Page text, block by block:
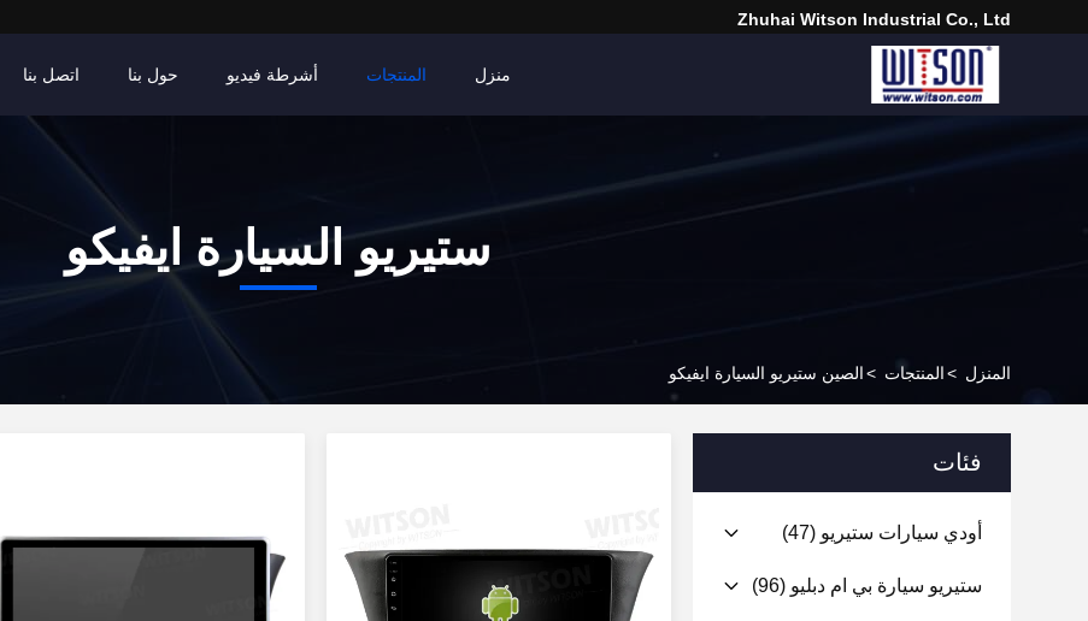
Zhuhai Witson Industrial Co., Ltd
منزل المنتجات أشرطة فيديو حول بنا اتصل بنا
ستيريو السيارة ايفيكو
المنزل >المنتجات >الصين ستيريو السيارة ايفيكو
فئات
أودي سيارات ستيريو (47)
ستيريو سيارة بي ام دبليو (96)